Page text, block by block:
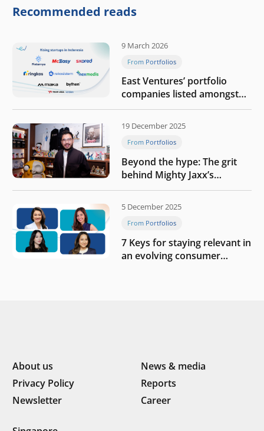
company
Recommended reads
9 March 2026
From Portfolios
East Ventures’ portfolio
companies listed amongst
Tech in Asia’s 50 rising
startups in Indonesia
19 December 2025
From Portfolios
Beyond the hype: The grit
behind Mighty Jaxx’s
blueprint of profitability
5 December 2025
From Portfolios
7 Keys for staying relevant in
an evolving consumer
About us
News & media
Privacy Policy
Reports
Newsletter
Career